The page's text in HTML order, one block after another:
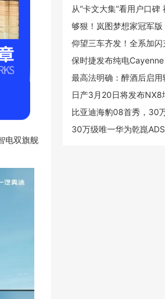
电双旗舰
2025创新未来独角兽榜
从“卡文大集”看用户口碑
汽车新春跑出真实力
够狠！岚图梦想家冠军
级的价格，百万级的智能
仰望三车齐发！全系加闪
是高端电动
保时捷发布纯电
起售价约88.4万元
最高法明确：醉酒后启用
仍构成危险驾驶罪
日产3月20日将发布NX8
定位20万级中大型市场
比亚迪海豹08首秀，30
流？
30万级唯一华为乾崑